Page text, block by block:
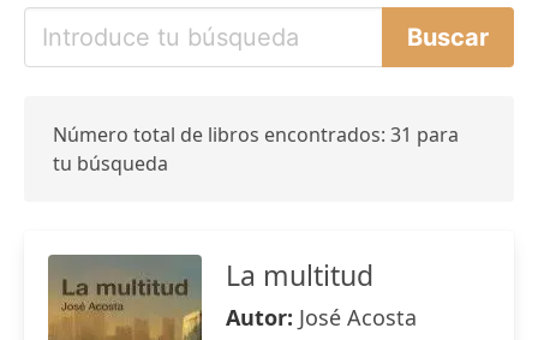
Número total de libros encontrados: 31 para
tu búsqueda
La multitud
Autor: José Acosta